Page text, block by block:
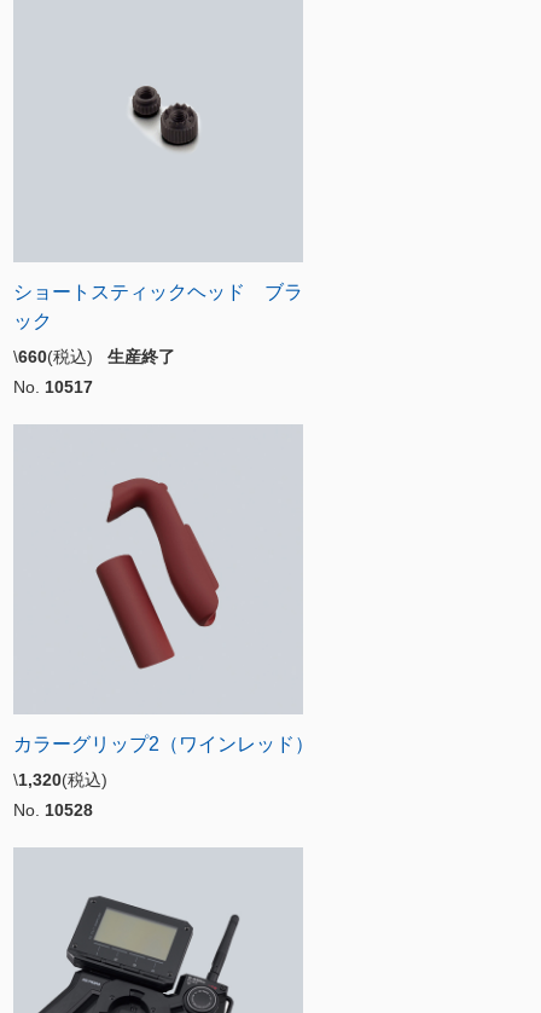
ショートスティックヘッド ブラ
ック
\660(税込) 生産終了
No. 10517
カラーグリップ2（ワインレッド）
\1,320(税込)
No. 10528